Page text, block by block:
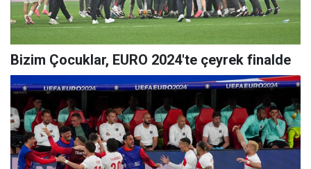
Bizim Çocuklar, EURO 2024'te çeyrek finalde